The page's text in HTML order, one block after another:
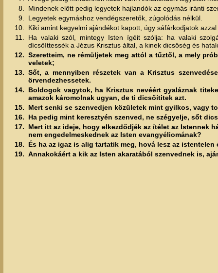
8.
Mindenek előtt pedig legyetek hajlandók az egymás iránti
9.
Legyetek egymáshoz vendégszeretők, zúgolódás nélkül.
10.
Kiki amint kegyelmi ajándékot kapott, úgy sáfárkodjatok
11.
Ha valaki szól, mintegy Isten ígéit szólja: ha valaki
dícsőíttessék a Jézus Krisztus által, a kinek dicsőség és
12. Szeretteim, ne rémüljetek meg attól a tűztől, a mely
veletek;
13. Sőt, a mennyiben részetek van a Krisztus
örvendezhessetek.
14.
Boldogok vagytok, ha Krisztus nevéért gyaláznak
amazok káromolnak ugyan, de ti dicsőítitek azt.
15.
Mert senki se szenvedjen közületek mint gyilkos, vagy
16.
Ha pedig mint keresztyén szenved, ne szégyelje, sőt
17.
Mert itt az ideje, hogy elkezdődjék az ítélet az Istennek
nem engedelmeskednek az Isten evangyéliomának?
18.
És ha az igaz is alig tartatik meg, hová lesz az istentelen
19. Annakokáért a kik az Isten akaratából szenvednek is,